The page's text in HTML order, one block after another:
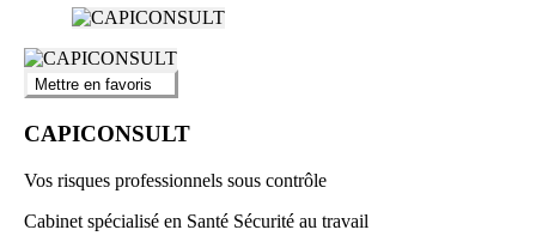
Mettre en favoris
CAPICONSULT
Vos risques professionnels sous contrôle
Cabinet spécialisé en Santé Sécurité au travail